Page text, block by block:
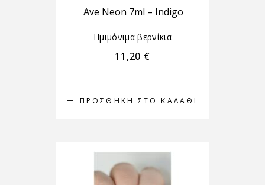
ΠΡΟΣΘΉΚΗ ΣΤΟ ΚΑΛΆΘΙ
Ave Neon 7ml – Indigo
Ημιμόνιμα βερνίκια
11,20 €